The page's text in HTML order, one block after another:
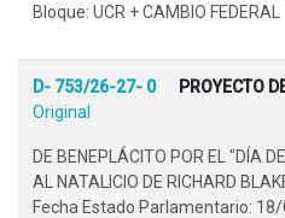
Bloque: UCR + CAMBIO FEDERAL
D- 753/26-27- 0 PROYECTO
Original
DE BENEPLÁCITO POR EL "DÍA
AL NATALICIO DE RICHARD
Fecha Estado Parlamentario: